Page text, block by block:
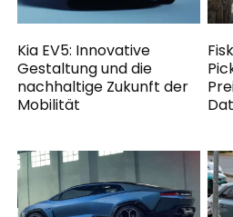
Kia EV5: Innovative
Gestaltung und die
nachhaltige Zukunft der
Mobilität